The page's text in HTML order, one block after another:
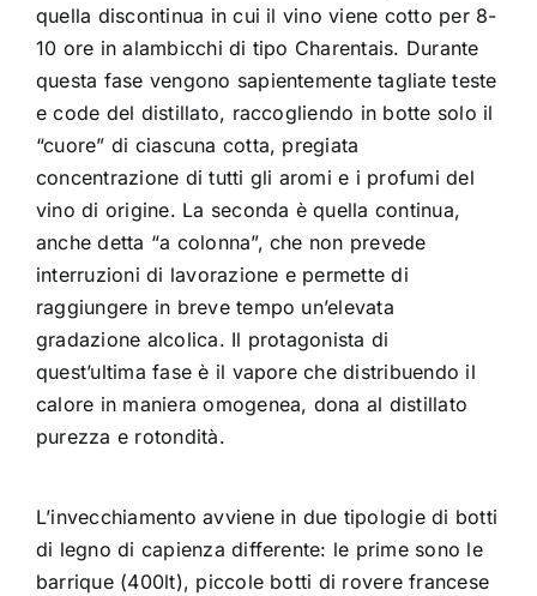
quella discontinua in cui il vino viene cotto per 8-
10 ore in alambicchi di tipo Charentais. Durante
questa fase vengono sapientemente tagliate teste
e code del distillato, raccogliendo in botte solo il
“cuore” di ciascuna cotta, pregiata
concentrazione di tutti gli aromi e i profumi del
vino di origine. La seconda è quella continua,
anche detta “a colonna”, che non prevede
interruzioni di lavorazione e permette di
raggiungere in breve tempo un’elevata
gradazione alcolica. Il protagonista di
quest’ultima fase è il vapore che distribuendo il
calore in maniera omogenea, dona al distillato
purezza e rotondità.
L’invecchiamento avviene in due tipologie di botti
di legno di capienza differente: le prime sono le
barrique (400lt), piccole botti di rovere francese